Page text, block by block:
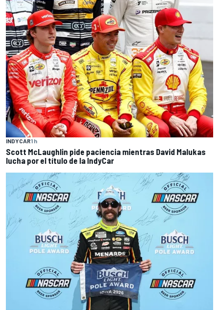
INDYCAR1 h
Scott McLaughlin pide paciencia mientras David Malukas
lucha por el título de la IndyCar